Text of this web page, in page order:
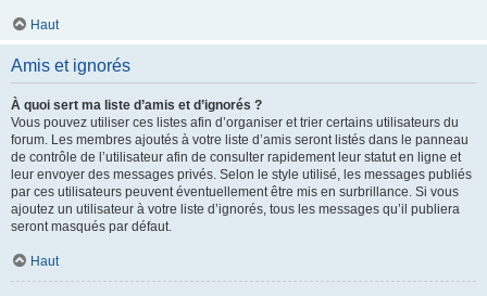
Haut
Amis et ignorés
À quoi sert ma liste d’amis et d’ignorés ?
Vous pouvez utiliser ces listes afin d’organiser et trier certains utilisateurs du
forum. Les membres ajoutés à votre liste d’amis seront listés dans le panneau
de contrôle de l’utilisateur afin de consulter rapidement leur statut en ligne et
leur envoyer des messages privés. Selon le style utilisé, les messages publiés
par ces utilisateurs peuvent éventuellement être mis en surbrillance. Si vous
ajoutez un utilisateur à votre liste d’ignorés, tous les messages qu’il publiera
seront masqués par défaut.
Haut